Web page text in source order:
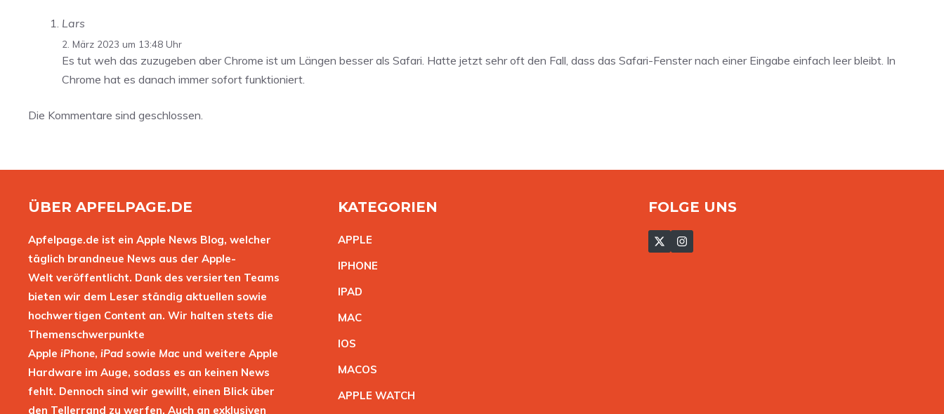
Lars
2. März 2023 um 13:48 Uhr
Es tut weh das zuzugeben aber Chrome ist um Längen besser als Safari. Hatte jetzt sehr oft den Fall, dass das Safari-Fenster nach einer Eingabe einfach leer bleibt. In
Chrome hat es danach immer sofort funktioniert.
Die Kommentare sind geschlossen.
ÜBER APFELPAGE.DE
Apfelpage.de ist ein Apple News Blog, welcher
täglich brandneue News aus der Apple-
Welt veröffentlicht. Dank des versierten Teams
bieten wir dem Leser ständig aktuellen sowie
hochwertigen Content an. Wir halten stets die
Themenschwerpunkte
Apple iPhone, iPad sowie Mac und weitere Apple
Hardware im Auge, sodass es an keinen News
fehlt. Dennoch sind wir gewillt, einen Blick über
den Tellerrand zu werfen. Auch an exklusiven
KATEGORIEN
APPLE
IPHONE
IPAD
MAC
IOS
MACOS
APPLE WATCH
FOLGE UNS